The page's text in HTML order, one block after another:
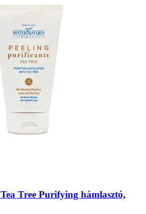
Tea Tree Purifying hámlasztó,